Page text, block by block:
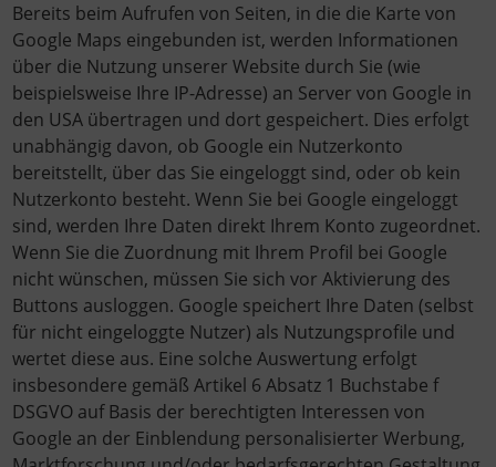
Bereits beim Aufrufen von Seiten, in die die Karte von
Google Maps eingebunden ist, werden Informationen
über die Nutzung unserer Website durch Sie (wie
beispielsweise Ihre IP-Adresse) an Server von Google in
den USA übertragen und dort gespeichert. Dies erfolgt
unabhängig davon, ob Google ein Nutzerkonto
bereitstellt, über das Sie eingeloggt sind, oder ob kein
Nutzerkonto besteht. Wenn Sie bei Google eingeloggt
sind, werden Ihre Daten direkt Ihrem Konto zugeordnet.
Wenn Sie die Zuordnung mit Ihrem Profil bei Google
nicht wünschen, müssen Sie sich vor Aktivierung des
Buttons ausloggen. Google speichert Ihre Daten (selbst
für nicht eingeloggte Nutzer) als Nutzungsprofile und
wertet diese aus. Eine solche Auswertung erfolgt
insbesondere gemäß Artikel 6 Absatz 1 Buchstabe f
DSGVO auf Basis der berechtigten Interessen von
Google an der Einblendung personalisierter Werbung,